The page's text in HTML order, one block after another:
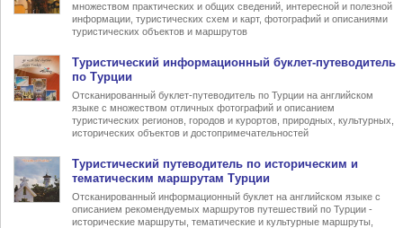
множеством практических и общих сведений, интересной и полезной
информации, туристических схем и карт, фотографий и описаниями
туристических объектов и маршрутов
Туристический информационный буклет-путеводитель
по Турции
Отсканированный буклет-путеводитель по Турции на английском
языке с множеством отличных фотографий и описанием
туристических регионов, городов и курортов, природных, культурных,
исторических объектов и достопримечательностей
Туристический путеводитель по историческим и
тематическим маршрутам Турции
Отсканированный информационный буклет на английском языке с
описанием рекомендуемых маршрутов путешествий по Турции -
исторические маршруты, тематические и культурные маршруты,